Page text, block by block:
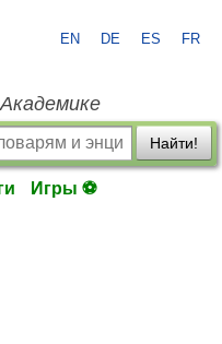
EN DE ES FR
Найти!
Игры ⚽